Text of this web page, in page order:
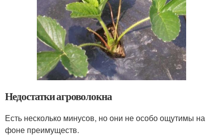
Недостатки агроволокна
Есть несколько минусов, но они не особо ощутимы на
фоне преимуществ.